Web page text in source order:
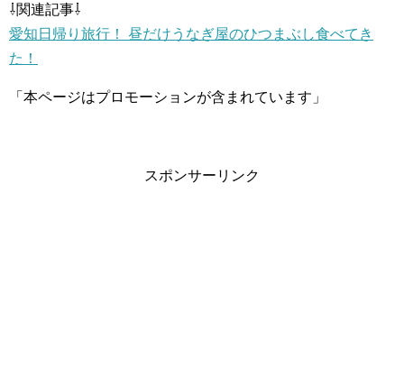
⇩関連記事⇩
愛知日帰り旅行！ 昼だけうなぎ屋のひつまぶし食べてき
た！
「本ページはプロモーションが含まれています」
スポンサーリンク